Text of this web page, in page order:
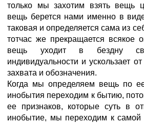
только мы захотим взять вещь
вещь берется нами именно в
таковая и определяется сама из
тотчас же прекращается всякое
вещь уходит в бездну
индивидуальности и ускользает
захвата и обозначения.
Когда мы определяем вещь по
инобытия переходим к бытию,
ее признаков, которые суть в
инобытие, мы переходим к самой